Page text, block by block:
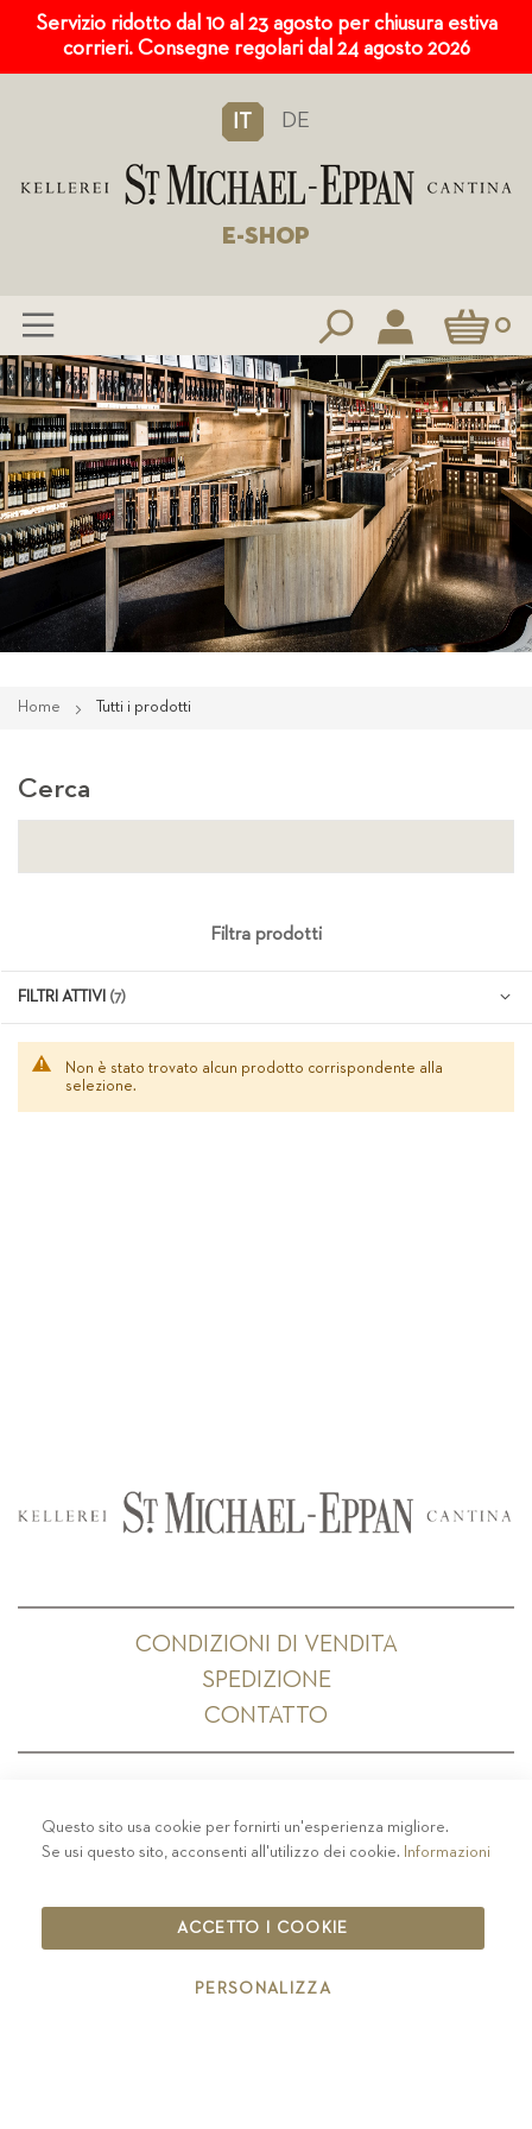
Servizio ridotto dal 10 al 23 agosto per chiusura estiva
corrieri. Consegne regolari dal 24 agosto 2026
IT DE
E-SHOP
Carrello0
Salta
al
contenuto
Home Tutti i prodotti
Non è stato trovato alcun prodotto corrispondente alla
selezione.
Cerca
Filtra prodotti
FILTRI ATTIVI
CONDIZIONI DI VENDITA
SPEDIZIONE
CONTATTO
PRIVACY-COLOPHON - COOKIE POLICY
CODICE ETICO
IT00126670215
Questo sito usa cookie per fornirti un'esperienza migliore.
Se usi questo sito, acconsenti all'utilizzo dei cookie. Informazioni
ACCETTO I COOKIE
PERSONALIZZA